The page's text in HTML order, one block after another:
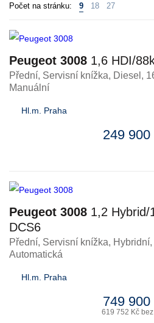
Počet na stránku: 9 18 27
Peugeot 3008 1,6 HDI/
Přední, Servisní knížka, Diesel ,
Manuální
Hl.m. Praha
249 900
Peugeot 3008 1,2 Hybrid/
DCS6
Přední, Servisní knížka, Hybridní
Automatická
Hl.m. Praha
749 900
619 752 Kč bez